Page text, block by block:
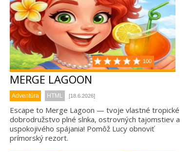
100
MERGE LAGOON
Adventúra HTML [18.6.2026]
Escape to Merge Lagoon — tvoje vlastné tropické
dobrodružstvo plné slnka, ostrovných tajomstiev a
uspokojivého spájania! Pomôž Lucy obnoviť
prímorský rezort.